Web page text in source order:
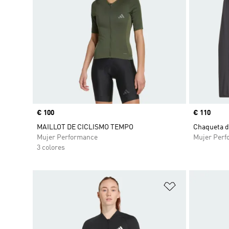
Precio
€ 100
MAILLOT DE CICLISMO TEMPO
Mujer Performance
3 colores
Precio
€ 110
Chaqueta
Mujer
Añadir a la